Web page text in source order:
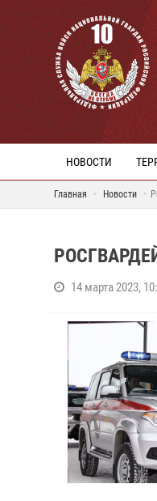
НОВОСТИ
Главная Новости
14 марта 2023,